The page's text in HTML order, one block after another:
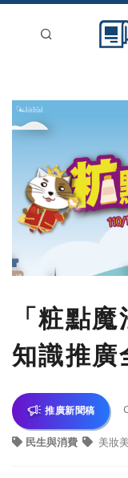
新聞稿分類
刊登
「粧點
知識推廣
推廣新聞稿
民生與消費 美妝